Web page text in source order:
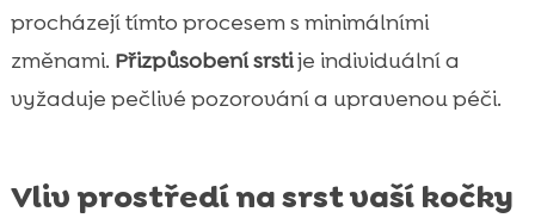
procházejí tímto procesem s minimálními
změnami. Přizpůsobení srstije individuální a
vyžaduje pečlivé pozorování a upravenou péči.
Vliv prostředí na srst vaší kočky